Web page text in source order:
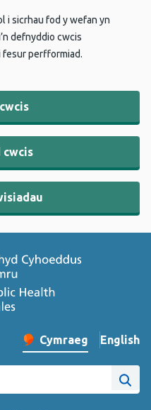
i sicrhau fod y wefan yn
defnyddio cwcis
fesur perfformiad.
cwcis
Newid iaith y wefan
Cymraeg English
–
Cymru